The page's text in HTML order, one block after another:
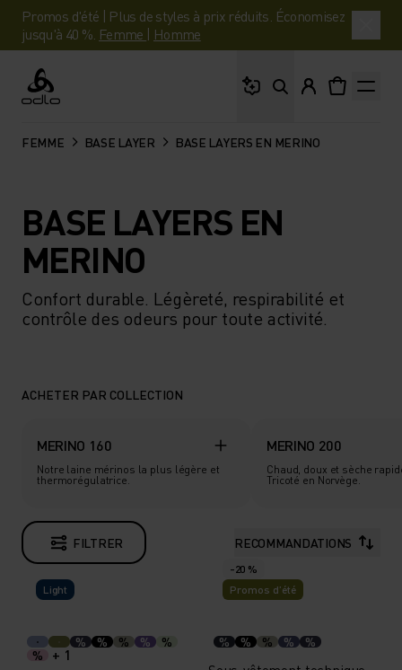
Promos d'été | Plus de styles à prix réduits. Économisez
jusqu'à 40 %. Femme | Homme
Odlo
FEMME BASE LAYER BASE LAYERS EN MERINO
BASE LAYERS EN
MERINO
Confort durable. Légèreté, respirabilité et
contrôle des odeurs pour toute activité.
ACHETER PAR COLLECTION
MERINO 160
Notre laine mérinos la plus légère et
thermorégulatrice.
MERINO 200
Chaud, doux et sèche
Tricoté en Norvège.
FILTRER RECOMMANDATIONS
Light
% % % %
%
%
+ 1
-20 %
Promos d’été
% % % % %